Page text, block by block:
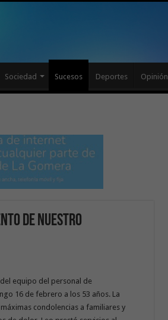
Sociedad Sucesos Deportes Opinión
de nuestro
equipo del personal de
16 de febrero a los 53 años. La
condolencias a familiares y